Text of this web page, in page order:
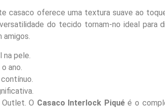
casaco oferece uma textura suave ao
do tecido tornam-no ideal para
amigos.
pele.
ano.
O Casaco Interlock Piquéé o